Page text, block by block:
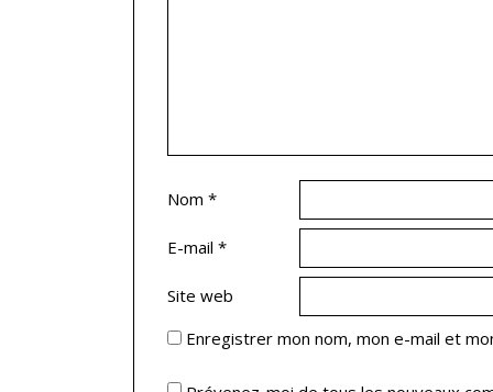
Nom *
E-mail *
Site web
Enregistrer mon nom, mon e-mail et